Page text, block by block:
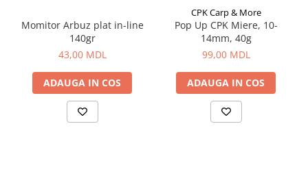
Accesorii pentru barci
Camping pescuit
Aragazuri, incalzitoare
Momitor Arbuz plat in-line
140gr
43,00 MDL
ADAUGA IN COS
CPK Carp & More
Pop Up CPK Miere, 10-
14mm, 40g
99,00 MDL
ADAUGA IN COS